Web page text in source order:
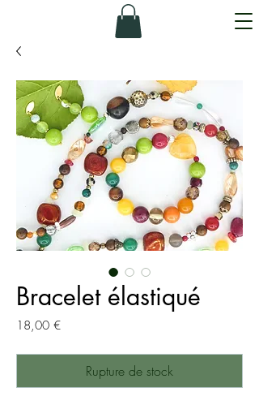
Bracelet élastiqué
18,00 €Prix
Rupture de stock